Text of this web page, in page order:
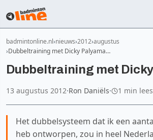
badmintonline.nl nieuws 2012 augustus
Dubbeltraining met Dicky Palyama…
Dubbeltraining met
13 augustus 2012·Ron Daniëls· 1 min
Het dubbelsysteem dat ik een
heb ontworpen, zou in heel